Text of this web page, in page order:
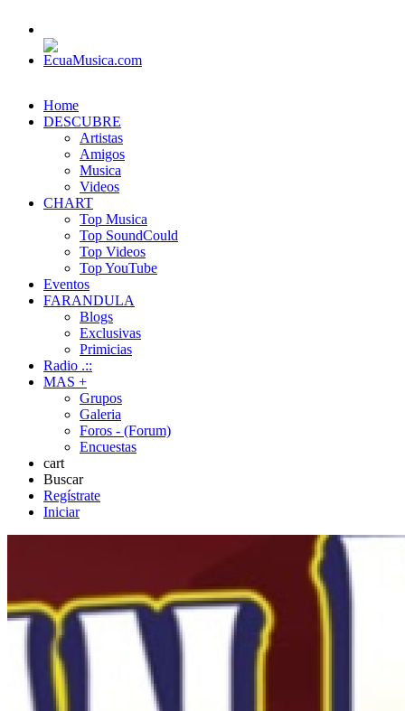
Home
DESCUBRE
Artistas
Amigos
Musica
Videos
CHART
Top Musica
Top SoundCould
Top Videos
Top YouTube
Eventos
FARANDULA
Blogs
Exclusivas
Primicias
Radio .::
MAS +
Grupos
Galeria
Foros - (Forum)
Encuestas
cart
Buscar
Regístrate
Iniciar